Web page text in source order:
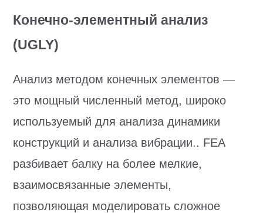
Конечно-элементный анализ
(UGLY)
Анализ методом конечных элементов —
это мощный численный метод, широко
используемый для анализа динамики
конструкций и анализа вибрации.. FEA
разбивает балку на более мелкие,
взаимосвязанные элементы,
позволяющая моделировать сложное